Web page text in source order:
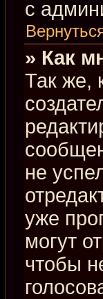
с
» Как
Так же,
не
уже
могут
чтобы